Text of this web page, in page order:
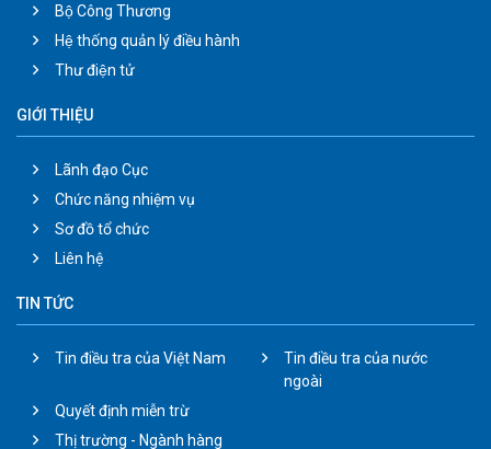
Bộ Công Thương
Hệ thống quản lý điều hành
Thư điện tử
GIỚI THIỆU
Lãnh đạo Cục
Chức năng nhiệm vụ
Sơ đồ tổ chức
Liên hệ
TIN TỨC
Tin điều tra của Việt Nam
Tin điều tra của nước
ngoài
Quyết định miễn trừ
Thị trường - Ngành hàng